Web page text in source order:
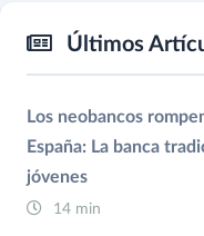
Últimos
Los neobancos
España: La banca
jóvenes
14 min